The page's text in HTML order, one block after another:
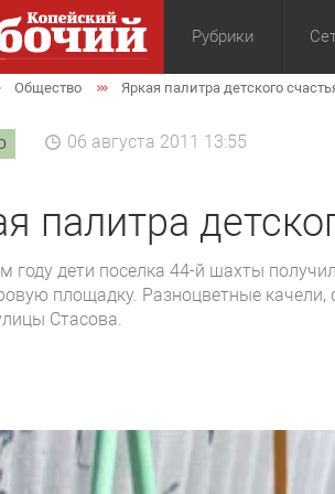
Рубрики
Общество
Общество Яркая палитра детского
06 августа 2011 13:55
палитра
году дети поселка 44-й шахты
площадку. Разноцветные качели,
Стасова.